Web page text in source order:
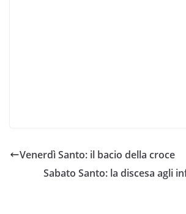
Venerdì Santo: il bacio della croce
Sabato Santo: la discesa agli